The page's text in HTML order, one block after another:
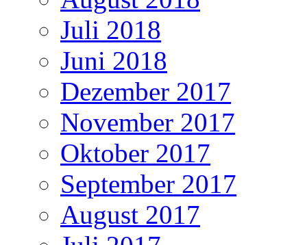
Juli 2018
Juni 2018
Dezember 2017
November 2017
Oktober 2017
September 2017
August 2017